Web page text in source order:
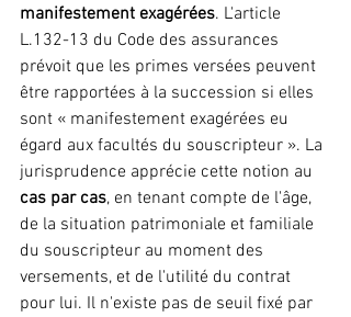
manifestement exagérées. L'article
L.132-13 du Code des assurances
prévoit que les primes versées peuvent
être rapportées à la succession si elles
sont « manifestement exagérées eu
égard aux facultés du souscripteur ». La
jurisprudence apprécie cette notion au
cas par cas, en tenant compte de l'âge,
de la situation patrimoniale et familiale
du souscripteur au moment des
versements, et de l'utilité du contrat
pour lui. Il n'existe pas de seuil fixé par